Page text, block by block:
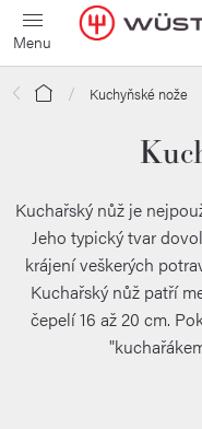
Přejít
na
obsah
Domů Kuchyňské nože
Kuchařský nůž je
Jeho typický tvar
krájení veškerých
Kuchařský nůž patří
čepelí 16 až 20 cm.